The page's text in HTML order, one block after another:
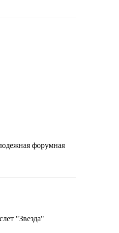
форумная
"Звезда"